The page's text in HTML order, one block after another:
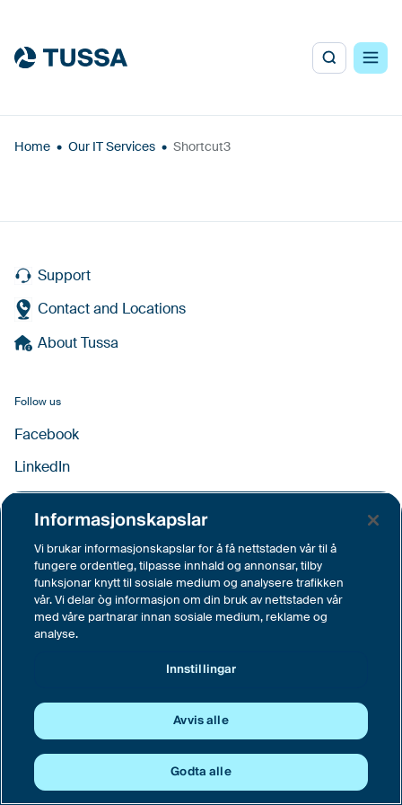
Home • Our IT Services • Shortcut3
Support
Contact and Locations
About Tussa
Follow us
Facebook
LinkedIn
YouTube
Instagram
Vimeo
Innstillingar
© Tussa Kraft AS, Langemyra 6, 6160 Hovdebygda
Informasjonskapslar
Vi brukar informasjonskapslar for å få nettstaden vår til å
fungere ordentleg, tilpasse innhald og annonsar, tilby
funksjonar knytt til sosiale medium og analysere trafikken
vår. Vi delar òg informasjon om din bruk av nettstaden vår
med våre partnarar innan sosiale medium, reklame og
analyse.
Innstillingar
Avvis alle
Godta alle